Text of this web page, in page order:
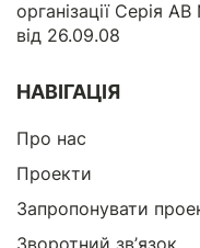
організації Серія
від 26.09.08
НАВІГАЦІЯ
Про нас
Проекти
Запропонувати
Зворотний зв’язок